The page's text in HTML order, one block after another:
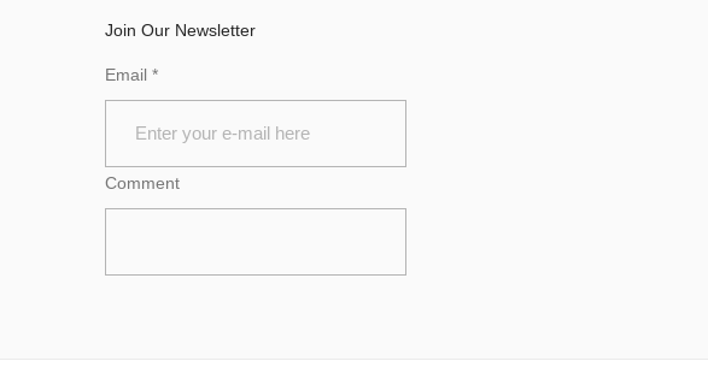
Join Our Newsletter
Email *
Comment